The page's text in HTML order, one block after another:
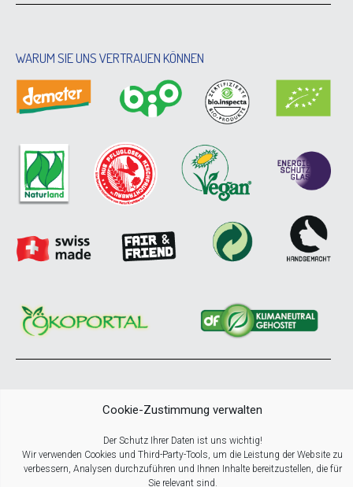
Cookie-Zustimmung verwalten
Der Schutz Ihrer Daten ist uns wichtig!
Wir verwenden Cookies und Third-Party-Tools, um die Leistung der Website zu
verbessern, Analysen durchzuführen und Ihnen Inhalte bereitzustellen, die für
Sie relevant sind.
WARUM SIE UNS VERTRAUEN KÖNNEN